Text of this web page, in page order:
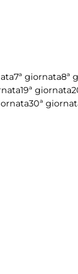
7ª giornata8ª
19ª giornata
30ª